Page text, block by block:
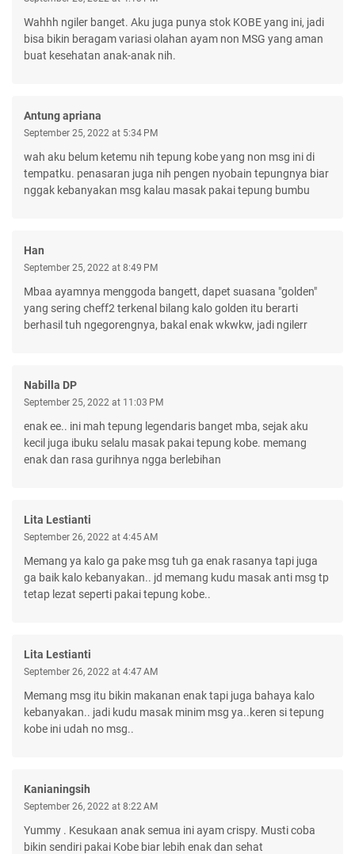
Wahhh ngiler banget. Aku juga punya stok KOBE yang ini, jadi
bisa bikin beragam variasi olahan ayam non MSG yang aman
buat kesehatan anak-anak nih.
Antung apriana
September 25, 2022 at 5:34 PM
wah aku belum ketemu nih tepung kobe yang non msg ini di
tempatku. penasaran juga nih pengen nyobain tepungnya biar
nggak kebanyakan msg kalau masak pakai tepung bumbu
Han
September 25, 2022 at 8:49 PM
Mbaa ayamnya menggoda bangett, dapet suasana "golden"
yang sering cheff2 terkenal bilang kalo golden itu berarti
berhasil tuh ngegorengnya, bakal enak wkwkw, jadi ngilerr
Nabilla DP
September 25, 2022 at 11:03 PM
enak ee.. ini mah tepung legendaris banget mba, sejak aku
kecil juga ibuku selalu masak pakai tepung kobe. memang
enak dan rasa gurihnya ngga berlebihan
Lita Lestianti
September 26, 2022 at 4:45 AM
Memang ya kalo ga pake msg tuh ga enak rasanya tapi juga
ga baik kalo kebanyakan.. jd memang kudu masak anti msg tp
tetap lezat seperti pakai tepung kobe..
Lita Lestianti
September 26, 2022 at 4:47 AM
Memang msg itu bikin makanan enak tapi juga bahaya kalo
kebanyakan.. jadi kudu masak minim msg ya..keren si tepung
kobe ini udah no msg..
Kanianingsih
September 26, 2022 at 8:22 AM
Yummy . Kesukaan anak semua ini ayam crispy. Musti coba
bikin sendiri pakai Kobe biar lebih enak dan sehat